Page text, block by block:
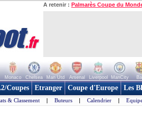
A retenir : Palmarès Coupe du
Monaco Chelsea Man Utd Arsenal Liverpool ManCity
Coupes Etranger Coupe d'Europe Les
& Classement | Buteurs | Calendrier |